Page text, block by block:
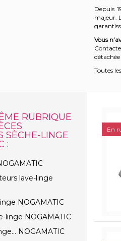
Depuis
majeur.
Vous
Toutes
RUBRIQUE
SÈCHE-LINGE
:
lave-linge
NOGAMATIC
linge NOGAMATIC
NOGAMATIC
En